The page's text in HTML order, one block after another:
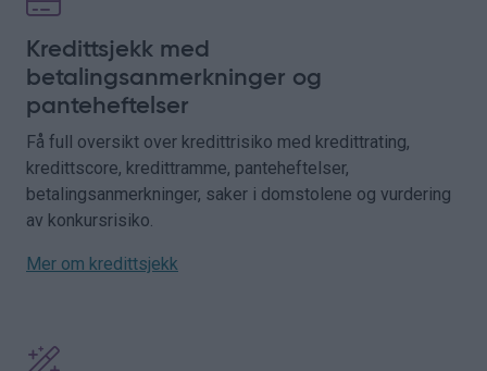
Kredittsjekk med
betalingsanmerkninger og
panteheftelser
Få full oversikt over kredittrisiko med kredittrating,
kredittscore, kredittramme, panteheftelser,
betalingsanmerkninger, saker i domstolene og vurdering
av konkursrisiko.
Mer om kredittsjekk